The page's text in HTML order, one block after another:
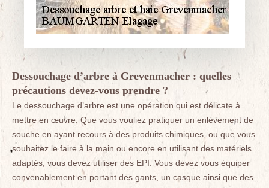
Dessouchage d’arbre à Grevenmacher : quelles
précautions devez-vous prendre ?
Le dessouchage d’arbre est une opération qui est délicate à
mettre en œuvre. Que vous vouliez pratiquer un enlèvement de
souche en ayant recours à des produits chimiques, ou que vous
souhaitez le faire à la main ou encore en utilisant des matériels
adaptés, vous devez utiliser des EPI. Vous devez vous équiper
convenablement en portant des gants, un casque ainsi que des